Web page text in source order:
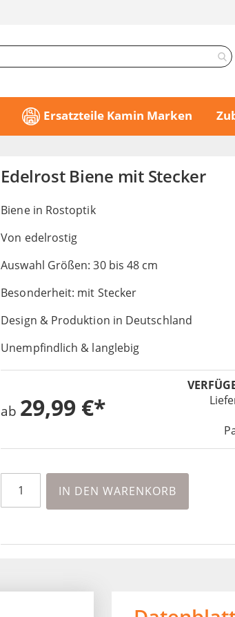
Ersatzteile Kamin Marken
Edelrost Biene mit Stecker
Biene in Rostoptik
Von edelrostig
Auswahl Größen: 30 bis 48 cm
Besonderheit: mit Stecker
Design & Produktion in Deutschland
Unempfindlich & langlebig
ab 29,99 €
IN DEN WARENKORB